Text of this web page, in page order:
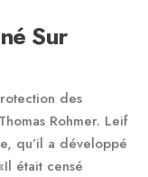
Sur
des
Rohmer. Leif
qu’il a développé
était censé